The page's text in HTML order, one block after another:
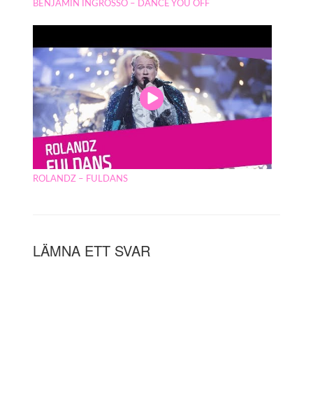
BENJAMIN INGROSSO – DANCE YOU OFF
ROLANDZ – FULDANS
LÄMNA ETT SVAR